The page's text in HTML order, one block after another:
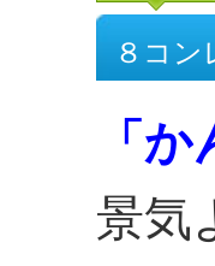
８コン
「
景気